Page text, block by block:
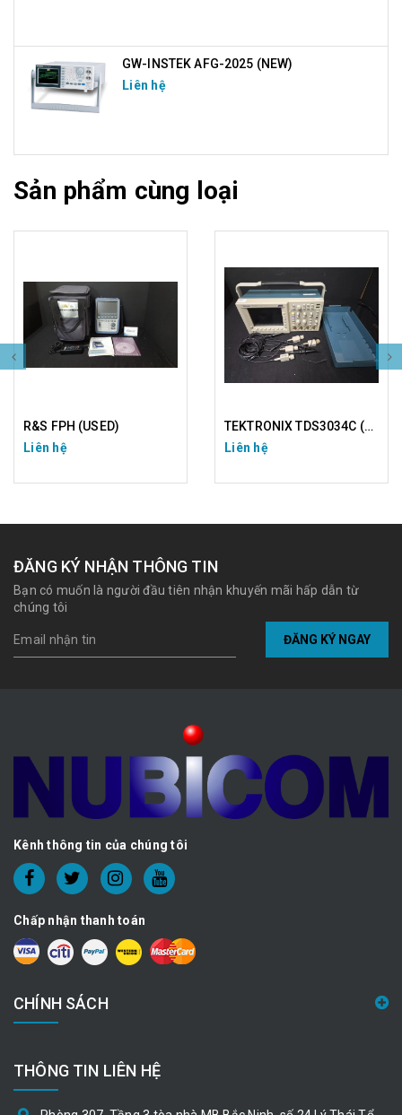
GW-INSTEK AFG-2025 (NEW)
Liên hệ
Sản phẩm cùng loại
R&S FPH (USED)
Liên hệ
TEKTRONIX TDS3034C (USED)
Liên hệ
ĐĂNG KÝ NHẬN THÔNG TIN
Bạn có muốn là người đầu tiên nhận khuyến mãi hấp dẫn từ
chúng tôi
ĐĂNG KÝ NGAY
Kênh thông tin của chúng tôi
Chấp nhận thanh toán
CHÍNH SÁCH
THÔNG TIN LIÊN HỆ